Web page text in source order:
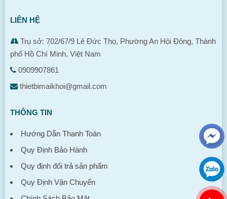
LIÊN HỆ
Trụ sở: 702/67/9 Lê Đức Thọ, Phường An Hội Đông, Thành
phố Hồ Chí Minh, Việt Nam
0909907861
thietbimaikhoi@gmail.com
THÔNG TIN
Hướng Dẫn Thanh Toán
Quy Định Bảo Hành
Quy định đổi trả sản phẩm
Quy Định Vận Chuyển